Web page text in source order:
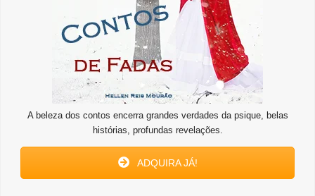
A beleza dos contos encerra grandes verdades da psique, belas
histórias, profundas revelações.
ADQUIRA JÁ!